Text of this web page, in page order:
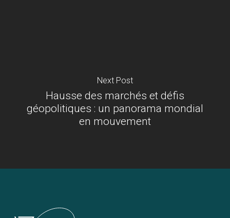
Next Post
Hausse des marchés et défis
géopolitiques : un panorama mondial
en mouvement